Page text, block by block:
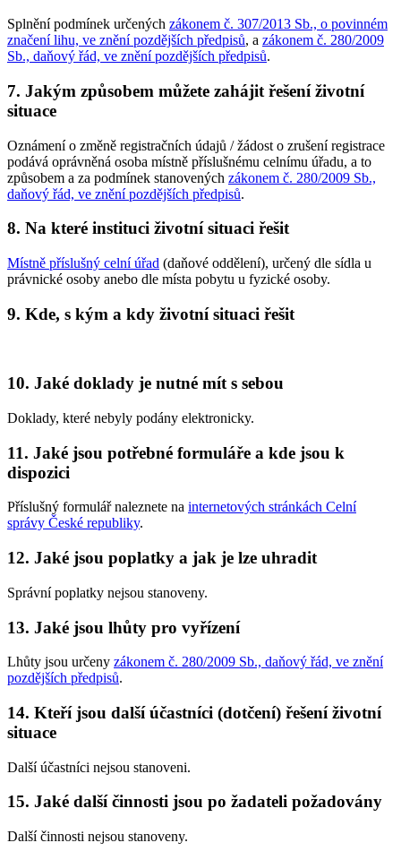
Splnění podmínek určených zákonem č. 307/2013 Sb., o povinném
značení lihu, ve znění pozdějších předpisů, a zákonem č. 280/2009
Sb., daňový řád, ve znění pozdějších předpisů.
7. Jakým způsobem můžete zahájit řešení životní
situace
Oznámení o změně registračních údajů / žádost o zrušení registrace
podává oprávněná osoba místně příslušnému celnímu úřadu, a to
způsobem a za podmínek stanovených zákonem č. 280/2009 Sb.,
daňový řád, ve znění pozdějších předpisů.
8. Na které instituci životní situaci řešit
Místně příslušný celní úřad (daňové oddělení), určený dle sídla u
právnické osoby anebo dle místa pobytu u fyzické osoby.
9. Kde, s kým a kdy životní situaci řešit
10. Jaké doklady je nutné mít s sebou
Doklady, které nebyly podány elektronicky.
11. Jaké jsou potřebné formuláře a kde jsou k
dispozici
Příslušný formulář naleznete na internetových stránkách Celní
správy České republiky.
12. Jaké jsou poplatky a jak je lze uhradit
Správní poplatky nejsou stanoveny.
13. Jaké jsou lhůty pro vyřízení
Lhůty jsou určeny zákonem č. 280/2009 Sb., daňový řád, ve znění
pozdějších předpisů.
14. Kteří jsou další účastníci (dotčení) řešení životní
situace
Další účastníci nejsou stanoveni.
15. Jaké další činnosti jsou po žadateli požadovány
Další činnosti nejsou stanoveny.